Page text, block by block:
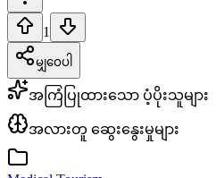
1
မျှဝေပါ
အကြံပြုထားသော ပံ့ပိုးသူများ
အလားတူ ဆွေးနွေးမှုများ